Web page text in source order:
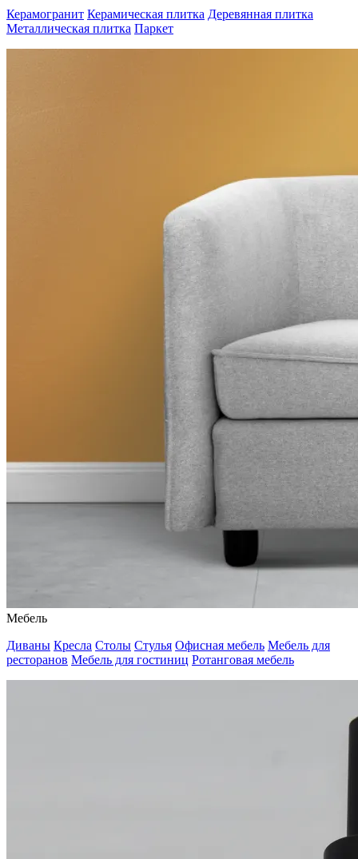
Керамогранит Керамическая плитка Деревянная плитка
Металлическая плитка Паркет
Мебель
Диваны Кресла Столы Стулья Офисная мебель Мебель для
ресторанов Мебель для гостиниц Ротанговая мебель